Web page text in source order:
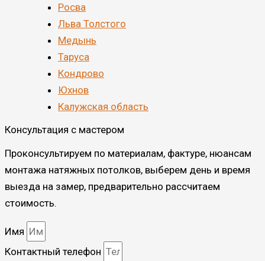
Росва
Льва Толстого
Медынь
Таруса
Кондрово
Юхнов
Калужская область
Консультация с мастером
Проконсультируем по материалам, фактуре, нюансам
монтажа натяжных потолков, выберем день и время
выезда на замер, предварительно рассчитаем
стоимость.
Имя
Контактный телефон